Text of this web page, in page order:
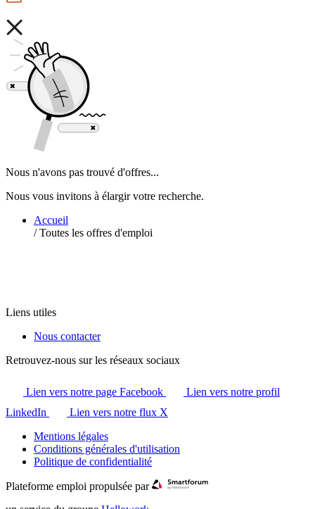
Nous n'avons pas trouvé d'offres...
Nous vous invitons à élargir votre recherche.
Accueil
/ Toutes les offres d'emploi
Liens utiles
Nous contacter
Retrouvez-nous sur les réseaux sociaux
Lien vers notre page Facebook
Lien vers notre profil
LinkedIn
Lien vers notre flux X
Mentions légales
Conditions générales d'utilisation
Politique de confidentialité
Plateforme emploi propulsée par